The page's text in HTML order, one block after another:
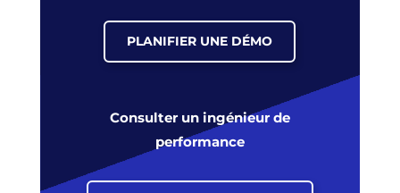
PLANIFIER UNE DÉMO
Consulter un ingénieur de
performance